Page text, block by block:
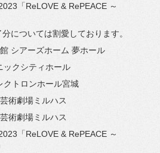
「ReLOVE & RePEACE ～
については割愛しております。
シアーズホーム 夢ホール
ックシティホール
クトロンホール宮城
術劇場ミルハス
術劇場ミルハス
「ReLOVE & RePEACE ～